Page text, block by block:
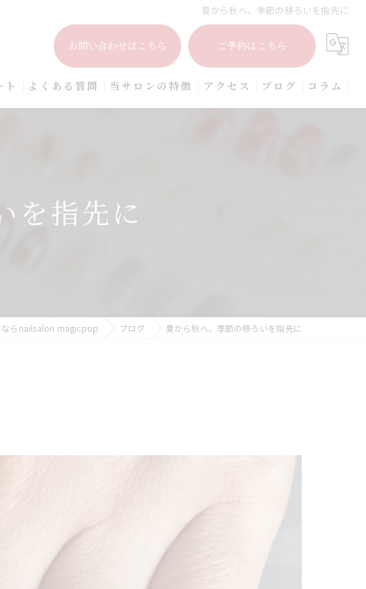
夏から秋へ、季節の移ろいを指先に
お問い合わせはこちら ご予約はこちら
ト よくある質問 当サロンの特徴
シンプル
アクセス ブログ コラム
を指先に
ならnailsalon magicpop ブログ 夏から秋へ、季節の移ろいを指先に